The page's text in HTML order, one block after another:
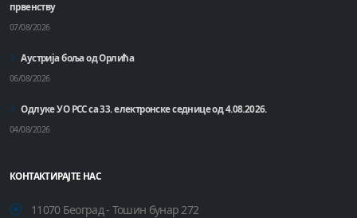
првенству
07/08/2026
Аустрија боља од Орлића
06/08/2026
Одлуке УО РСС са 33. електронске седнице од 4.08.2026.
04/08/2026
КОНТАКТИРАЈТЕ НАС
11070 Београд - Тошин бунар 272